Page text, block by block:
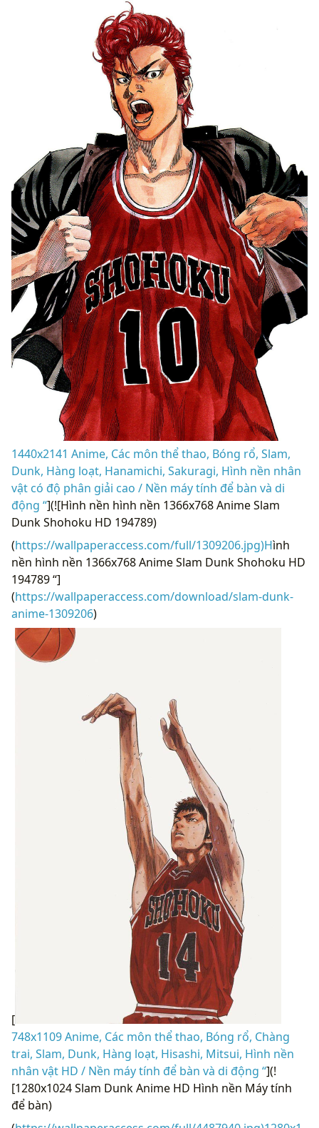
1440x2141 Anime, Các môn thể thao, Bóng rổ, Slam,
Dunk, Hàng loạt, Hanamichi, Sakuragi, Hình nền nhân
vật có độ phân giải cao / Nền máy tính để bàn và di
động “](![Hình nền hình nền 1366x768 Anime Slam
Dunk Shohoku HD 194789)
(https://wallpaperaccess.com/full/1309206.jpg)Hình
nền hình nền 1366x768 Anime Slam Dunk Shohoku HD
194789 “]
(https://wallpaperaccess.com/download/slam-dunk-
anime-1309206)
[
748x1109 Anime, Các môn thể thao, Bóng rổ, Chàng
trai, Slam, Dunk, Hàng loạt, Hisashi, Mitsui, Hình nền
nhân vật HD / Nền máy tính để bàn và di động “](!
[1280x1024 Slam Dunk Anime HD Hình nền Máy tính
để bàn)